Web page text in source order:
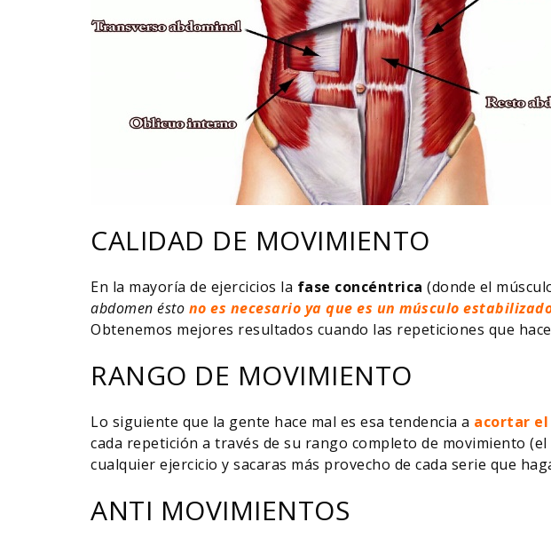
CALIDAD DE MOVIMIENTO
En la mayoría de ejercicios la fase concéntrica (donde el
abdomen ésto no es necesario ya que es un músculo
Obtenemos mejores resultados cuando las repeticiones que
RANGO DE MOVIMIENTO
Lo siguiente que la gente hace mal es esa tendencia a acortar
cada repetición a través de su rango completo de movimiento
cualquier ejercicio y sacaras más provecho de cada serie que
ANTI MOVIMIENTOS